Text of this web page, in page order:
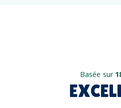
Basée sur